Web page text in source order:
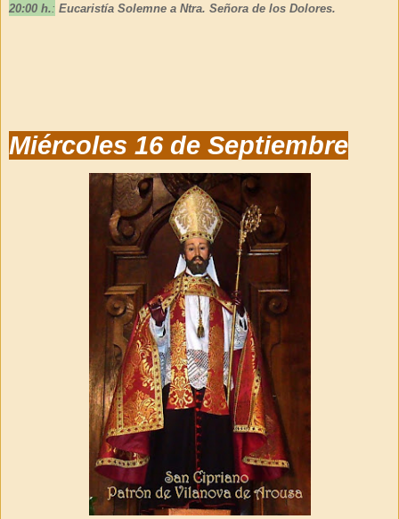
20:00 h.: Eucaristía Solemne a Ntra. Señora de los Dolores.
Miércoles 16 de Septiembre